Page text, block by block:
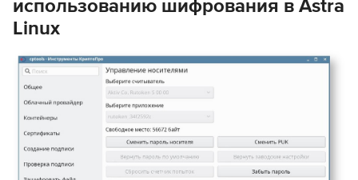
использованию шифрования в Astra
Linux